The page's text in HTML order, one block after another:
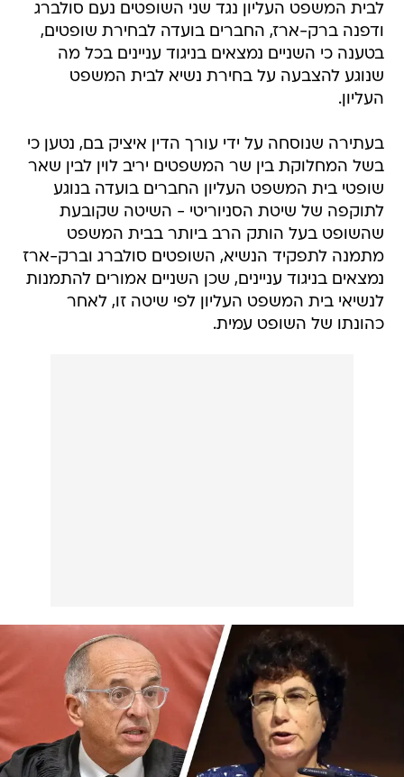
לבית המשפט העליון נגד שני השופטים נעם סולברג
ודפנה ברק-ארז, החברים בועדה לבחירת שופטים,
בטענה כי השניים נמצאים בניגוד עניינים בכל מה
שנוגע להצבעה על בחירת נשיא לבית המשפט
העליון.
בעתירה שנוסחה על ידי עורך הדין איציק בם, נטען כי
בשל המחלוקת בין שר המשפטים יריב לוין לבין שאר
שופטי בית המשפט העליון החברים בועדה בנוגע
לתוקפה של שיטת הסניוריטי - השיטה שקובעת
שהשופט בעל הותק הרב ביותר בבית המשפט
מתמנה לתפקיד הנשיא, השופטים סולברג וברק-ארז
נמצאים בניגוד עניינים, שכן השניים אמורים להתמנות
לנשיאי בית המשפט העליון לפי שיטה זו, לאחר
כהונתו של השופט עמית.